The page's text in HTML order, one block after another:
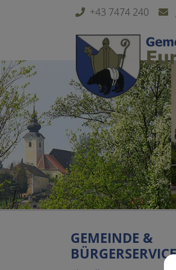
Sprungmarken
Springe direkt zu:
+43 7474 240
GEMEINDE &
BÜRGERSERVICE